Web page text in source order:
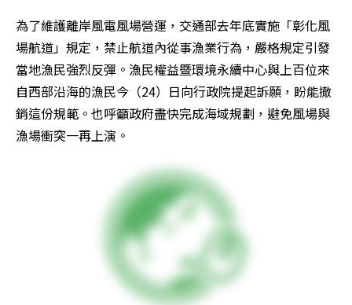
為了維護離岸風電風場營運，交通部去年底實施「彰化風
場航道」規定，禁止航道內從事漁業行為，嚴格規定引發
當地漁民強烈反彈。漁民權益暨環境永續中心與上百位來
自西部沿海的漁民今（24）日向行政院提起訴願，盼能撤
銷這份規範。也呼籲政府盡快完成海域規劃，避免風場與
漁場衝突一再上演。